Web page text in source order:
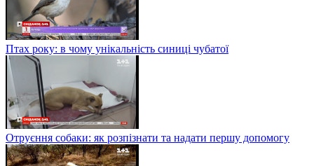
Птах року: в чому унікальність синиці чубатої
Отруєння собаки: як розпізнати та надати першу допомогу